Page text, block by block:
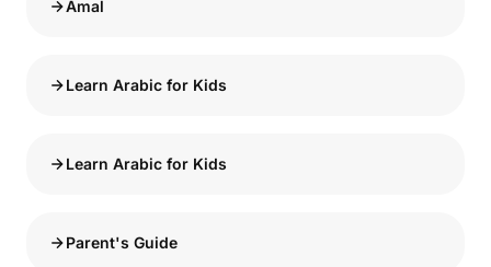
Amal
Learn Arabic for Kids
Learn Arabic for Kids
Parent's Guide